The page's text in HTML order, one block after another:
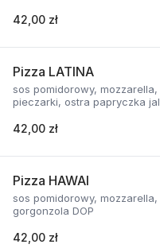
42,00 zł
Pizza LATINA
sos pomidorowy,
pieczarki, ostra papryczka
42,00 zł
Pizza HAWAI
sos pomidorowy,
gorgonzola DOP
42,00 zł